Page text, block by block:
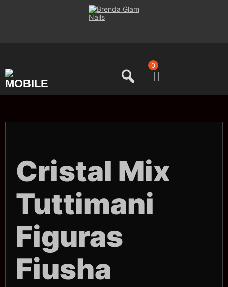
0
Cristal Mix
Tuttimani
Figuras
Fiusha